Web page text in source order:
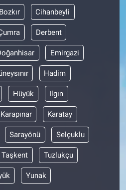
Bozkır Cihanbeyli
Derbent
Emirgazi
Hadim
Hüyük Ilgın
Karapınar Karatay
Sarayönü Selçuklu
Taşkent Tuzlukçu
Yunak